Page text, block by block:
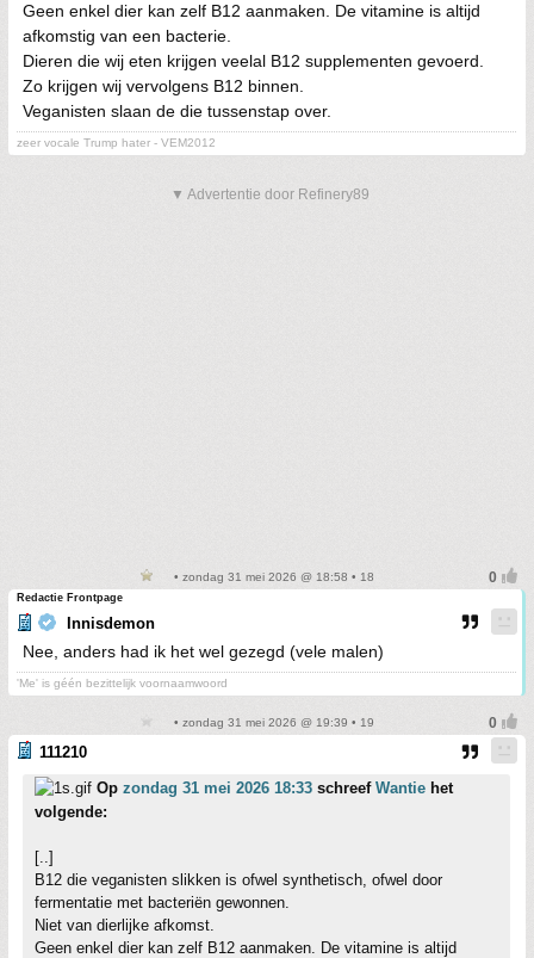
Geen enkel dier kan zelf B12 aanmaken. De vitamine is altijd
afkomstig van een bacterie.
Dieren die wij eten krijgen veelal B12 supplementen gevoerd.
Zo krijgen wij vervolgens B12 binnen.
Veganisten slaan de die tussenstap over.
zeer vocale Trump hater - VEM2012
▼ Advertentie door Refinery89
• zondag 31 mei 2026 @ 18:58 • 18
Redactie Frontpage
Innisdemon
Nee, anders had ik het wel gezegd (vele malen)
'Me' is géén bezittelijk voornaamwoord
• zondag 31 mei 2026 @ 19:39 • 19
111210
Op zondag 31 mei 2026 18:33 schreef Wantie het
volgende:
[..]
B12 die veganisten slikken is ofwel synthetisch, ofwel door
fermentatie met bacteriën gewonnen.
Niet van dierlijke afkomst.
Geen enkel dier kan zelf B12 aanmaken. De vitamine is altijd